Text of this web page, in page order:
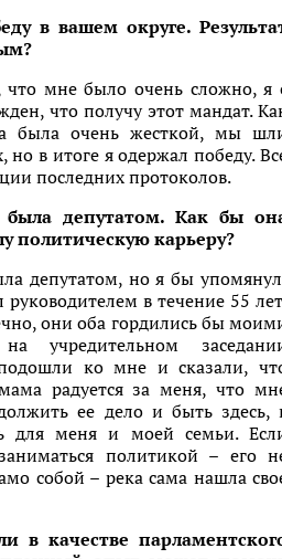
в вашем округе.
мне было очень сложно, я
что получу этот мандат.
была очень жесткой, мы
но в итоге я одержал победу.
последних протоколов.
депутатом. Как бы
политическую карьеру?
депутатом, но я бы
в течение 55
они оба гордились бы
учредительном
ко мне и сказали,
радуется за меня, что
ее дело и быть здесь,
для меня и моей семьи.
политикой – его
собой – река сама нашла
в качестве